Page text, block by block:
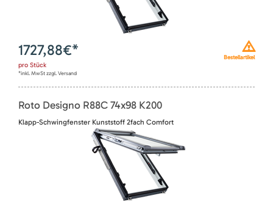
Bestellartikel
1727,88€*
pro Stück
*inkl. MwSt zzgl. Versand
Roto Designo R88C 74x98 K200
Klapp-Schwingfenster Kunststoff 2fach Comfort